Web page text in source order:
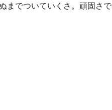
までついていくさ。頑固さで